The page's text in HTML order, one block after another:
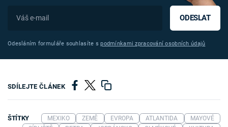
ODESLAT
Odesláním formuláře souhlasíte spodmínkami zpracování osobních údajů
SDÍLEJTE ČLÁNEK
ŠTÍTKY MEXIKO ZEMĚ EVROPA ATLANTIDA
MAYOVÉ